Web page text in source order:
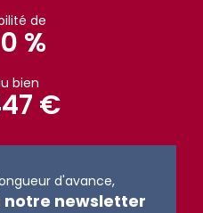
de
%
bien
€
d'avance,
newsletter